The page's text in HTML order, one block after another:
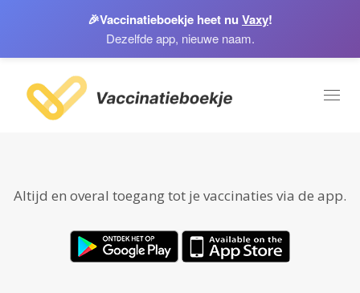
🎉Vaccinatieboekje heet nu Vaxy!
Dezelfde app, nieuwe naam.
Altijd en overal toegang tot je vaccinaties via de app.